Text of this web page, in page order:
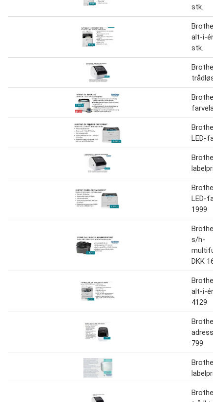
stk.
Brother
alt-i-én
stk.
Brother
trådløs
Brother
Brother
LED-
Brother
Brother
LED-
1999
Brother
s/h-
DKK
Brother
alt-i-én
4129
Brother
799
Brother
Brother